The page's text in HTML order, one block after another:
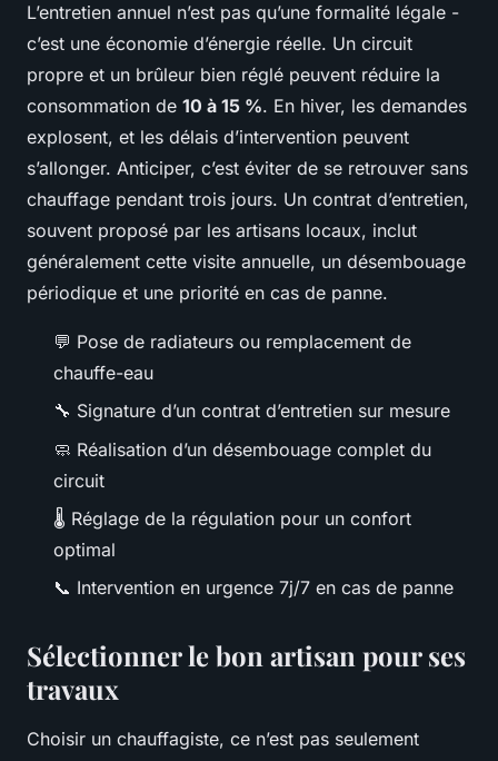
L’entretien annuel n’est pas qu’une formalité légale -
c’est une économie d’énergie réelle. Un circuit
propre et un brûleur bien réglé peuvent réduire la
consommation de 10 à 15 %. En hiver, les demandes
explosent, et les délais d’intervention peuvent
s’allonger. Anticiper, c’est éviter de se retrouver sans
chauffage pendant trois jours. Un contrat d’entretien,
souvent proposé par les artisans locaux, inclut
généralement cette visite annuelle, un désembouage
périodique et une priorité en cas de panne.
💬 Pose de radiateurs ou remplacement de
chauffe-eau
🔧 Signature d’un contrat d’entretien sur mesure
🧼 Réalisation d’un désembouage complet du
circuit
🌡️ Réglage de la régulation pour un confort
optimal
📞 Intervention en urgence 7j/7 en cas de panne
Sélectionner le bon artisan pour ses
travaux
Choisir un chauffagiste, ce n’est pas seulement